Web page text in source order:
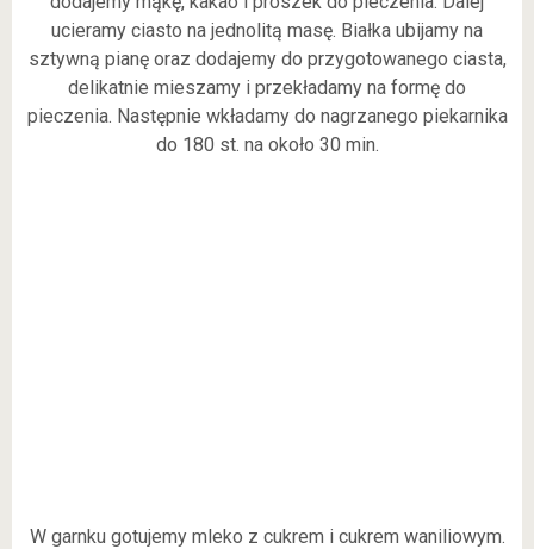
ucieramy ciasto na jednolitą masę. Białka ubijamy na
sztywną pianę oraz dodajemy do przygotowanego ciasta,
delikatnie mieszamy i przekładamy na formę do
pieczenia. Następnie wkładamy do nagrzanego piekarnika
do 180 st. na około 30 min.
W garnku gotujemy mleko z cukrem i cukrem waniliowym.